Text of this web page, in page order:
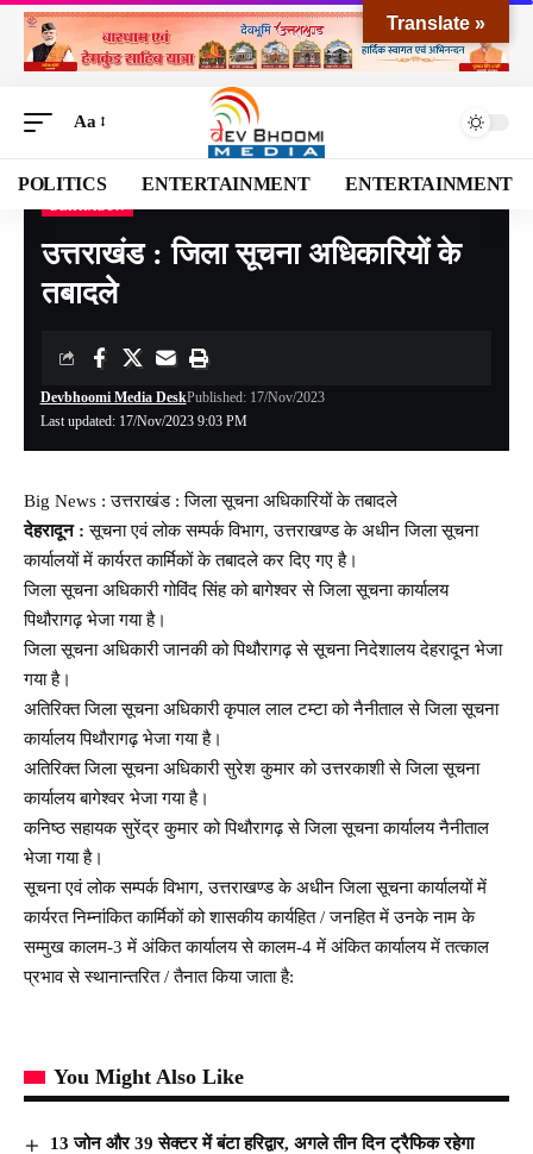
Aa
POLITICS ENTERTAINMENT ENTERTAINMENT
Devbhoomi Media Blog>NATIONAL>UTTARAKHAND>DEHRADUN
उत्तराखंड : जिला सूचना अधिकारियों के
तबादले
Last updated: 17/Nov/2023 9:03 PM
Devbhoomi Media DeskPublished: 17/Nov/2023
Big News : उत्तराखंड : जिला सूचना अधिकारियों के तबादले
देहरादून :सूचना एवं लोक सम्पर्क विभाग, उत्तराखण्ड के अधीन जिला सूचना
कार्यालयों में कार्यरत कार्मिकों के तबादले कर दिए गए है।
जिला सूचना अधिकारी गोविंद सिंह को बागेश्वर से जिला सूचना कार्यालय
पिथौरागढ़ भेजा गया है।
जिला सूचना अधिकारी जानकी को पिथौरागढ़ से सूचना निदेशालय देहरादून भेजा
गया है।
अतिरिक्त जिला सूचना अधिकारी कृपाल लाल टम्टा को नैनीताल से जिला सूचना
कार्यालय पिथौरागढ़ भेजा गया है।
अतिरिक्त जिला सूचना अधिकारी सुरेश कुमार को उत्तरकाशी से जिला सूचना
कार्यालय बागेश्वर भेजा गया है।
कनिष्ठ सहायक सुरेंद्र कुमार को पिथौरागढ़ से जिला सूचना कार्यालय नैनीताल
भेजा गया है।
सूचना एवं लोक सम्पर्क विभाग, उत्तराखण्ड के अधीन जिला सूचना कार्यालयों में
कार्यरत निम्नांकित कार्मिकों को शासकीय कार्यहित / जनहित में उनके नाम के
सम्मुख कालम-3 में अंकित कार्यालय से कालम-4 में अंकित कार्यालय में तत्काल
प्रभाव से स्थानान्तरित / तैनात किया जाता है:
You Might Also Like
13 जोन और 39 सेक्टर में बंटा हरिद्वार, अगले तीन दिन ट्रैफिक रहेगा
Translate »